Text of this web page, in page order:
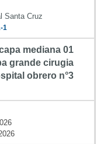
Santa Cruz
1
mediana 01
grande cirugia
obrero n°3